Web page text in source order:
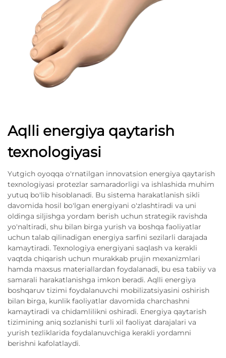
Aqlli energiya qaytarish
texnologiyasi
Yutgich oyoqqa o'rnatilgan innovatsion energiya qaytarish
texnologiyasi protezlar samaradorligi va ishlashida muhim
yutuq bo'lib hisoblanadi. Bu sistema harakatlanish sikli
davomida hosil bo'lgan energiyani o'zlashtiradi va uni
oldinga siljishga yordam berish uchun strategik ravishda
yo'naltiradi, shu bilan birga yurish va boshqa faoliyatlar
uchun talab qilinadigan energiya sarfini sezilarli darajada
kamaytiradi. Texnologiya energiyani saqlash va kerakli
vaqtda chiqarish uchun murakkab prujin mexanizmlari
hamda maxsus materiallardan foydalanadi, bu esa tabiiy va
samarali harakatlanishga imkon beradi. Aqlli energiya
boshqaruv tizimi foydalanuvchi mobilizatsiyasini oshirish
bilan birga, kunlik faoliyatlar davomida charchashni
kamaytiradi va chidamlilikni oshiradi. Energiya qaytarish
tizimining aniq sozlanishi turli xil faoliyat darajalari va
yurish tezliklarida foydalanuvchiga kerakli yordamni
berishni kafolatlaydi.